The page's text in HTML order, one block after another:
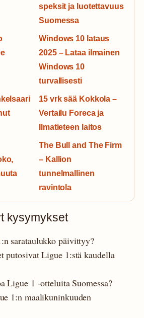
speksit ja luotettavuus
Suomessa
Windows 10 lataus
2025 – Lataa ilmainen
Windows 10
turvallisesti
15 vrk sää Kokkola –
Vertailu Foreca ja
Ilmatieteen laitos
The Bull and The Firm
– Kallion
tunnelmallinen
ravintola
kysymykset
sarataulukko päivittyy?
putosivat Ligue 1:stä kaudella
Ligue 1 -otteluita Suomessa?
1:n maalikuninkuuden